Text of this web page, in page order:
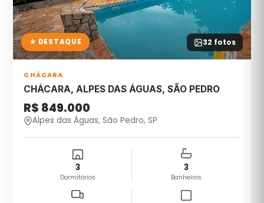
32 fotos
★ DESTAQUE
CHÁCARA
CHÁCARA, ALPES DAS ÁGUAS, SÃO PEDRO
R$ 849.000
Alpes das Águas, São Pedro, SP
3
Dormitórios
3
Banheiros